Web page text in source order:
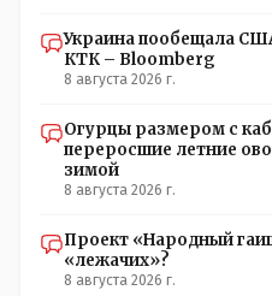
Украина пообещала
КТК – Bloomberg
8 августа 2026 г.
Огурцы размером с
переросшие летние
зимой
8 августа 2026 г.
Проект «Народный
«лежачих»?
8 августа 2026 г.